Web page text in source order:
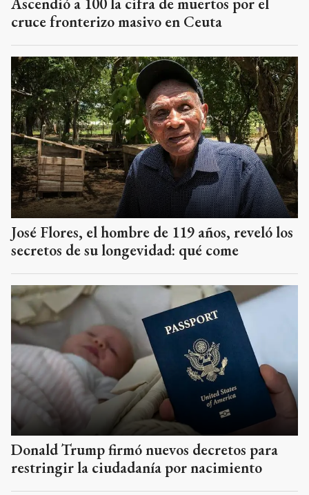
cruce fronterizo masivo en Ceuta
José Flores, el hombre de 119 años, reveló los
secretos de su longevidad: qué come
Donald Trump firmó nuevos decretos para
restringir la ciudadanía por nacimiento